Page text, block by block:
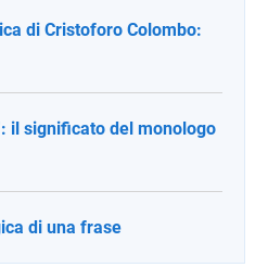
di Cristoforo Colombo:
il significato del monologo
di una frase